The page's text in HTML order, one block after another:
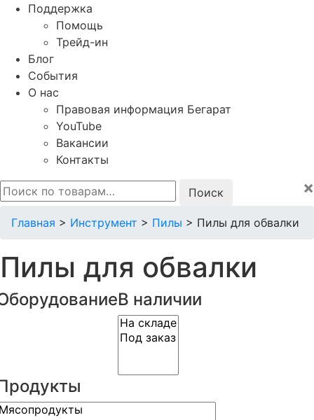
Поддержка
Помощь
Трейд-ин
Блог
События
О нас
Правовая информация Бегарат
YouTube
Вакансии
Контакты
Искать:
×
Главная > Инструмент > Пилы > Пилы для обвалки
Пилы для обвалки
В наличии